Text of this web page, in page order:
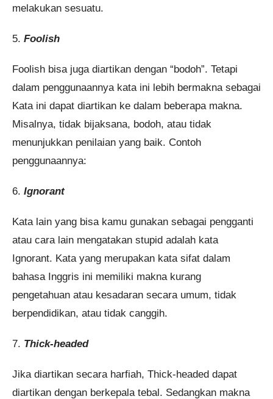
melakukan sesuatu.
5. Foolish
Foolish bisa juga diartikan dengan “bodoh”. Tetapi
dalam penggunaannya kata ini lebih bermakna sebagai
Kata ini dapat diartikan ke dalam beberapa makna.
Misalnya, tidak bijaksana, bodoh, atau tidak
menunjukkan penilaian yang baik. Contoh
penggunaannya:
6. Ignorant
Kata lain yang bisa kamu gunakan sebagai pengganti
atau cara lain mengatakan stupid adalah kata
Ignorant. Kata yang merupakan kata sifat dalam
bahasa Inggris ini memiliki makna kurang
pengetahuan atau kesadaran secara umum, tidak
berpendidikan, atau tidak canggih.
7. Thick-headed
Jika diartikan secara harfiah, Thick-headed dapat
diartikan dengan berkepala tebal. Sedangkan makna